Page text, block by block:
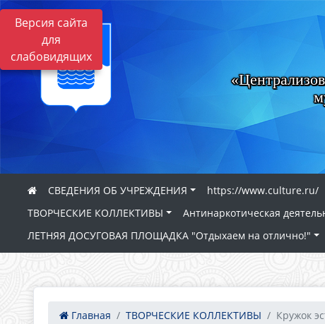
Версия сайта
для
слабовидящих
СВЕДЕНИЯ ОБ УЧРЕЖДЕНИЯ https://www.culture.ru/
ТВОРЧЕСКИЕ КОЛЛЕКТИВЫ
Антинаркотическая
ЛЕТНЯЯ ДОСУГОВАЯ ПЛОЩАДКА "Отдыхаем на отлично!"
Главная ТВОРЧЕСКИЕ КОЛЛЕКТИВЫ Кружок